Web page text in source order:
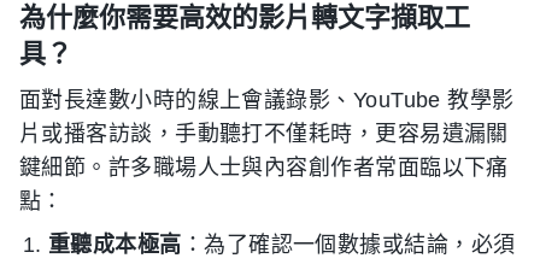
為什麼你需要高效的影片轉文字擷取工
具？
面對長達數小時的線上會議錄影、YouTube 教學影
片或播客訪談，手動聽打不僅耗時，更容易遺漏關
鍵細節。許多職場人士與內容創作者常面臨以下痛
點：
重聽成本極高 ：為了確認一個數據或結論，必須